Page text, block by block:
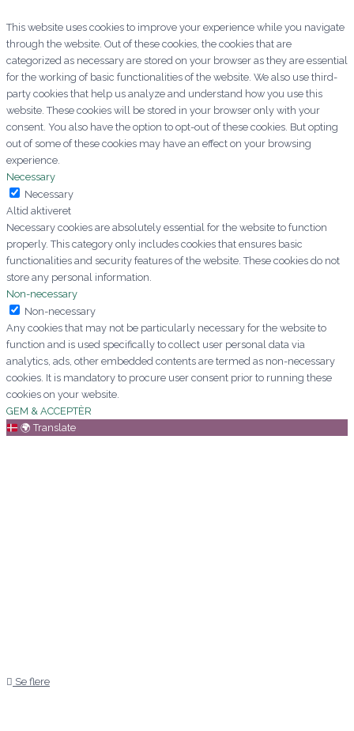
This website uses cookies to improve your experience while you navigate
through the website. Out of these cookies, the cookies that are
categorized as necessary are stored on your browser as they are essential
for the working of basic functionalities of the website. We also use third-
party cookies that help us analyze and understand how you use this
website. These cookies will be stored in your browser only with your
consent. You also have the option to opt-out of these cookies. But opting
out of some of these cookies may have an effect on your browsing
experience.
Necessary
Necessary
Altid aktiveret
Necessary cookies are absolutely essential for the website to function
properly. This category only includes cookies that ensures basic
functionalities and security features of the website. These cookies do not
store any personal information.
Non-necessary
Non-necessary
Any cookies that may not be particularly necessary for the website to
function and is used specifically to collect user personal data via
analytics, ads, other embedded contents are termed as non-necessary
cookies. It is mandatory to procure user consent prior to running these
cookies on your website.
GEM & ACCEPTÈR
🌍 Translate
Se flere